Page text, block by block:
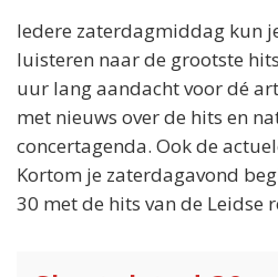
Iedere zaterdagmiddag kun
luisteren naar de grootste
uur lang aandacht voor dé
met nieuws over de hits en
concertagenda. Ook de
Kortom je zaterdagavond
30 met de hits van de Leidse